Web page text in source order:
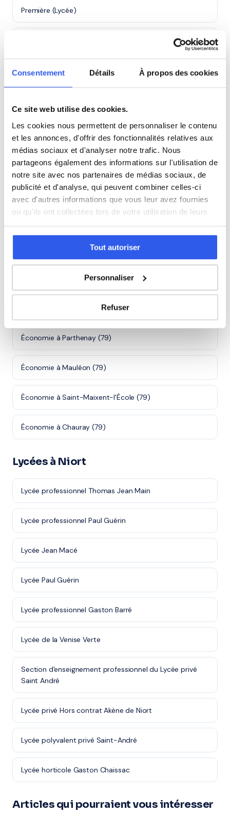
Consentement Détails À propos des cookies
Ce site web utilise des cookies.
Les cookies nous permettent de personnaliser le contenu
et les annonces, d'offrir des fonctionnalités relatives aux
médias sociaux et d'analyser notre trafic. Nous
partageons également des informations sur l'utilisation de
notre site avec nos partenaires de médias sociaux, de
publicité et d'analyse, qui peuvent combiner celles-ci
avec d'autres informations que vous leur avez fournies
ou qu'ils ont collectées lors de votre utilisation de leurs
services.
Tout autoriser
Personnaliser
Refuser
Première (Lycée)
Études supérieures (Supérieur & Adultes)
⭐
136+ familles accompagnées à Niort
Note moyenne de 4.8/5. Notre organisme partenaire
intervient à domicile à Niort et alentours.
Rejoindre ces familles →
Villes proches de Niort
Économie à Bressuire (79)
Économie à Thouars (79)
Économie à Parthenay (79)
Économie à Mauléon (79)
Économie à Saint-Maixent-l'École (79)
Économie à Chauray (79)
Lycées à Niort
Lycée professionnel Thomas Jean Main
Lycée professionnel Paul Guérin
Lycée Jean Macé
Lycée Paul Guérin
Lycée professionnel Gaston Barré
Lycée de la Venise Verte
Section d'enseignement professionnel du Lycée privé
Saint André
Lycée privé Hors contrat Akène de Niort
Lycée polyvalent privé Saint-André
Lycée horticole Gaston Chaissac
Articles qui pourraient vous intéresser